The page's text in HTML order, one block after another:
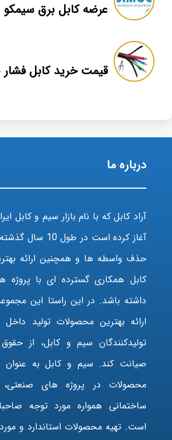
عرضه کابل برق سیمکو
قیمت خرید کابل
درباره ما
آراد کابل که با نام بازار سیم و کابل
آغاز کرده است در
حذف واسطه ها و همچنین ارائه
کابل همکاری گسترده ای با پروژه
داشته باشد. در این راستا این
ارائه بهترین محصولات تولید
تولیدکنندگان سیم و کابل، از
صیانت کند. سیم و کابل به عنوان
محصولات در پروژه های
ساختمانی همواره مورد توجه
است. تهیه محصولات استاندارد و مورد